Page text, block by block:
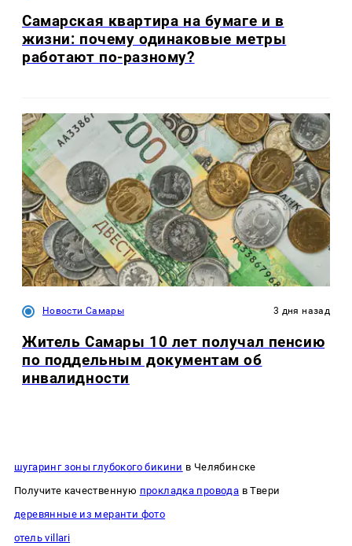
Самарская квартира на бумаге и в
жизни: почему одинаковые метры
работают по-разному?
Новости Самары 3 дня назад
Житель Самары 10 лет получал пенсию
по поддельным документам об
инвалидности
шугаринг зоны глубокого бикини в Челябинске
Получите качественную прокладка провода в Твери
деревянные из меранти фото
отель villari